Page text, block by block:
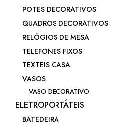
POTES DECORATIVOS
QUADROS DECORATIVOS
RELÓGIOS DE MESA
TELEFONES FIXOS
TEXTEIS CASA
VASOS
VASO DECORATIVO
ELETROPORTÁTEIS
BATEDEIRA